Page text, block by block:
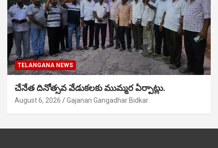
TELANGANA NEWS
చేనేత దినోత్సవ వేడుకలకు ముమ్మర ఏర్పాట్లు.
August 6, 2026 Gajanan Gangadhar Bidkar